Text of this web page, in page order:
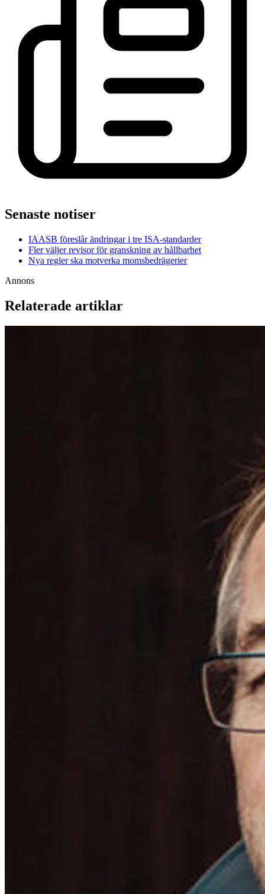
Senaste notiser
IAASB föreslår ändringar i tre ISA-standarder
Fler väljer revisor för granskning av hållbarhet
Nya regler ska motverka momsbedrägerier
Annons
Relaterade artiklar